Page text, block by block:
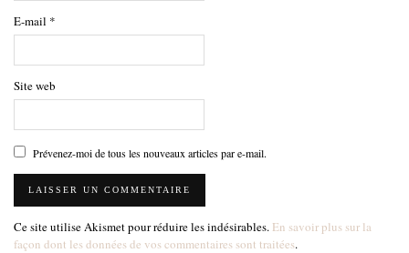
E-mail *
Site web
Prévenez-moi de tous les nouveaux articles par e-mail.
Ce site utilise Akismet pour réduire les indésirables. En savoir plus sur la
façon dont les données de vos commentaires sont traitées.